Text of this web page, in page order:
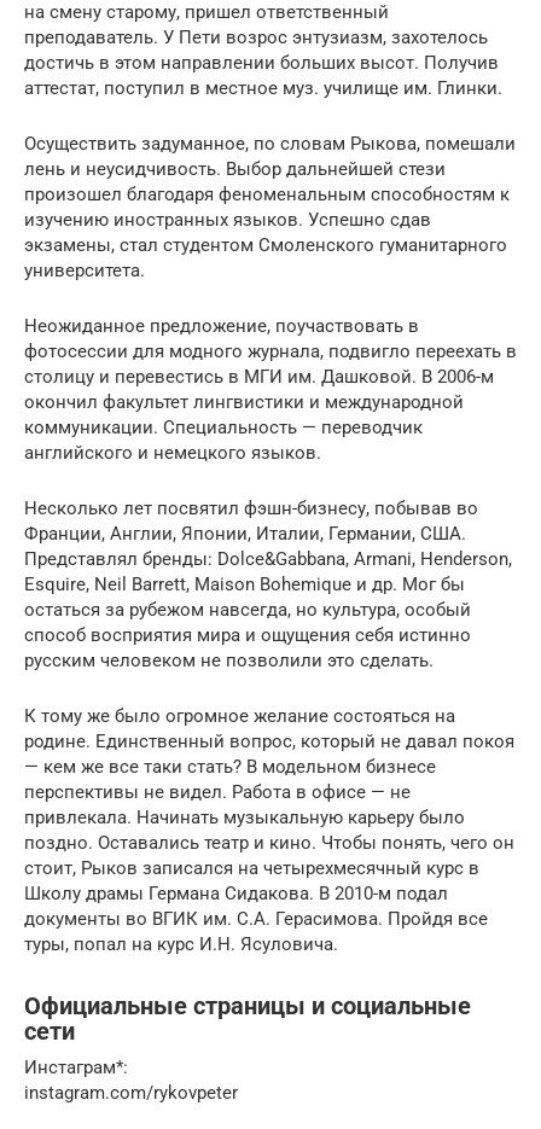
на смену старому, пришел ответственный
преподаватель. У Пети возрос энтузиазм, захотелось
достичь в этом направлении больших высот. Получив
аттестат, поступил в местное муз. училище им. Глинки.
Осуществить задуманное, по словам Рыкова, помешали
лень и неусидчивость. Выбор дальнейшей стези
произошел благодаря феноменальным способностям к
изучению иностранных языков. Успешно сдав
экзамены, стал студентом Смоленского гуманитарного
университета.
Неожиданное предложение, поучаствовать в
фотосессии для модного журнала, подвигло переехать в
столицу и перевестись в МГИ им. Дашковой. В 2006-м
окончил факультет лингвистики и международной
коммуникации. Специальность — переводчик
английского и немецкого языков.
Несколько лет посвятил фэшн-бизнесу, побывав во
Франции, Англии, Японии, Италии, Германии, США.
Представлял бренды: Dolce&Gabbana, Armani, Henderson,
Esquire, Neil Barrett, Maison Bohemique и др. Мог бы
остаться за рубежом навсегда, но культура, особый
способ восприятия мира и ощущения себя истинно
русским человеком не позволили это сделать.
К тому же было огромное желание состояться на
родине. Единственный вопрос, который не давал покоя
— кем же все таки стать? В модельном бизнесе
перспективы не видел. Работа в офисе — не
привлекала. Начинать музыкальную карьеру было
поздно. Оставались театр и кино. Чтобы понять, чего он
стоит, Рыков записался на четырехмесячный курс в
Школу драмы Германа Сидакова. В 2010-м подал
документы во ВГИК им. С.А. Герасимова. Пройдя все
туры, попал на курс И.Н. Ясуловича.
Официальные страницы и социальные
сети
Инстаграм*:
instagram.com/rykovpeter